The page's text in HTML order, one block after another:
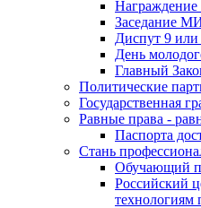
Заседание
Диспут 9 или
День
Главный
Политические
Государственная
Равные права -
Паспорта
Стань
Обучающий
Российский